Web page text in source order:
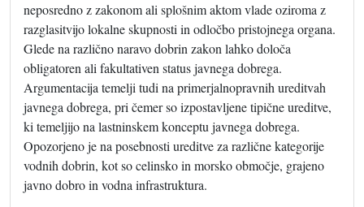
neposredno z zakonom ali splošnim aktom vlade oziroma z
razglasitvijo lokalne skupnosti in odločbo pristojnega organa.
Glede na različno naravo dobrin zakon lahko določa
obligatoren ali fakultativen status javnega dobrega.
Argumentacija temelji tudi na primerjalnopravnih ureditvah
javnega dobrega, pri čemer so izpostavljene tipične ureditve,
ki temeljijo na lastninskem konceptu javnega dobrega.
Opozorjeno je na posebnosti ureditve za različne kategorije
vodnih dobrin, kot so celinsko in morsko območje, grajeno
javno dobro in vodna infrastruktura.